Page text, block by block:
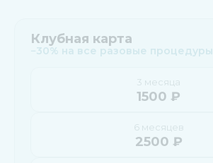
Клубная карта
−30% на все разовые процедуры
3 месяца
1500 ₽
6 месяцев
2500 ₽